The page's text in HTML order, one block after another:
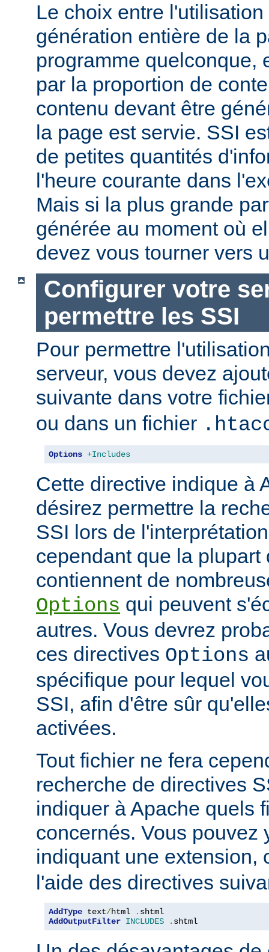
Le choix entre
génération entière de la
programme quelconque,
par la proportion de
contenu devant être
la page est servie. SSI
de petites quantités
l'heure courante dans
Mais si la plus grande
générée au moment où
devez vous tourner vers
Configurer votre
permettre les SSI
Pour permettre
serveur, vous devez
suivante dans votre
ou dans un fichier
Options +Includes
Cette directive indique à
désirez permettre la
SSI lors de
cependant que la
contiennent de
Options qui peuvent
autres. Vous devrez
ces directives Options
spécifique pour lequel
SSI, afin d'être sûr
activées.
Tout fichier ne fera
recherche de directives
indiquer à Apache quels
concernés. Vous pouvez
indiquant une extension,
l'aide des directives
AddType text/html .
AddOutputFilter INCLUDES . shtml